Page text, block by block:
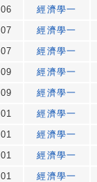
06
經濟學一
07
經濟學一
07
經濟學一
09
經濟學一
09
經濟學一
01
經濟學一
01
經濟學一
01
經濟學一
01
經濟學一